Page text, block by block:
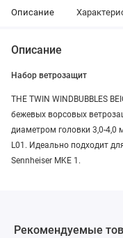
Описание
Описание
Набор ветрозащит
THE TWIN WINDBUBBLES
бежевых ворсовых
диаметром головки 3,0-
L01. Идеально подходит
Sennheiser MKE 1.
Рекомендуемые